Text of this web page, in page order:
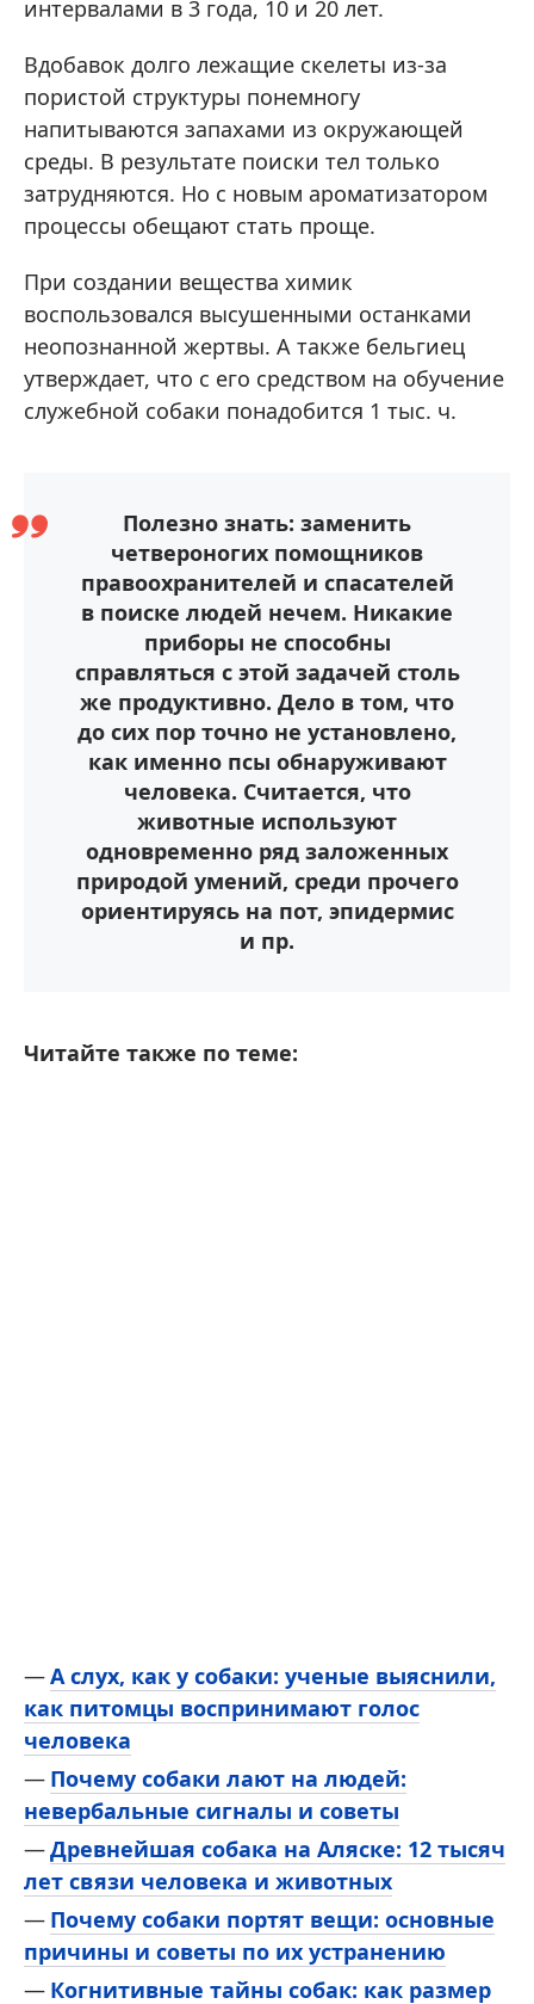
интервалами в 3 года, 10 и 20 лет.
Вдобавок долго лежащие скелеты из-за
пористой структуры понемногу
напитываются запахами из окружающей
среды. В результате поиски тел только
затрудняются. Но с новым ароматизатором
процессы обещают стать проще.
При создании вещества химик
воспользовался высушенными останками
неопознанной жертвы. А также бельгиец
утверждает, что с его средством на обучение
служебной собаки понадобится 1 тыс. ч.
Полезно знать: заменить
четвероногих помощников
правоохранителей и спасателей
в поиске людей нечем. Никакие
приборы не способны
справляться с этой задачей столь
же продуктивно. Дело в том, что
до сих пор точно не установлено,
как именно псы обнаруживают
человека. Считается, что
животные используют
одновременно ряд заложенных
природой умений, среди прочего
ориентируясь на пот, эпидермис
и пр.
Читайте также по теме:
А слух, как у собаки: ученые выяснили,
как питомцы воспринимают голос
человека
Почему собаки лают на людей:
невербальные сигналы и советы
Древнейшая собака на Аляске: 12 тысяч
лет связи человека и животных
Почему собаки портят вещи: основные
причины и советы по их устранению
Когнитивные тайны собак: как размер